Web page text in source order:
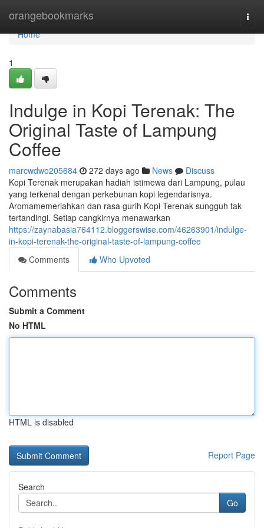
orangebookmarks
Home
Home
1
Indulge in Kopi Terenak: The
Original Taste of Lampung
Coffee
marcwdwo205684 272 days ago News
Discuss
Kopi Terenak merupakan hadiah istimewa dari Lampung, pulau
yang terkenal dengan perkebunan kopi legendarisnya.
Aromamemeriahkan dan rasa gurih Kopi Terenak sungguh tak
tertandingi. Setiap cangkirnya menawarkan
https://zaynabasia764112.bloggerswise.com/46263901/indulge-
in-kopi-terenak-the-original-taste-of-lampung-coffee
Comments
Who Upvoted
Comments
Submit a Comment
No HTML
HTML is disabled
Report Page
Search
Go